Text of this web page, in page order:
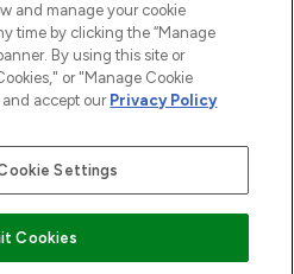
and manage your cookie
time by clicking the “Manage
By using this site or
or "Manage Cookie
accept our Privacy Policy
Settings
Cookies